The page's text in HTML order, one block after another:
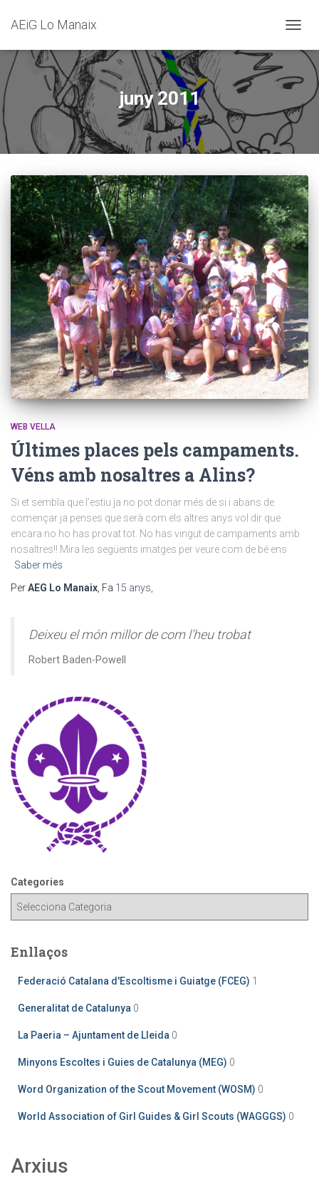
AEiG Lo Manaix
juny 2011
WEB VELLA
Últimes places pels campaments.
Véns amb nosaltres a Alins?
Si et sembla que l’estiu ja no pot donar més de si i abans de
començar ja penses que serà com els altres anys vol dir que
encara no ho has provat tot. No has vingut de campaments amb
nosaltres!! Mira les següents imatges per veure com de bé ens
Saber més
PerAEG Lo Manaix , Fa 15 anys
Deixeu el món millor de com l'heu trobat
Robert Baden-Powell
Categories
Enllaços
Federació Catalana d'Escoltisme i Guiatge (FCEG) 1
Generalitat de Catalunya 0
La Paeria – Ajuntament de Lleida 0
Minyons Escoltes i Guies de Catalunya (MEG) 0
Word Organization of the Scout Movement (WOSM) 0
World Association of Girl Guides & Girl Scouts (WAGGGS) 0
Arxius